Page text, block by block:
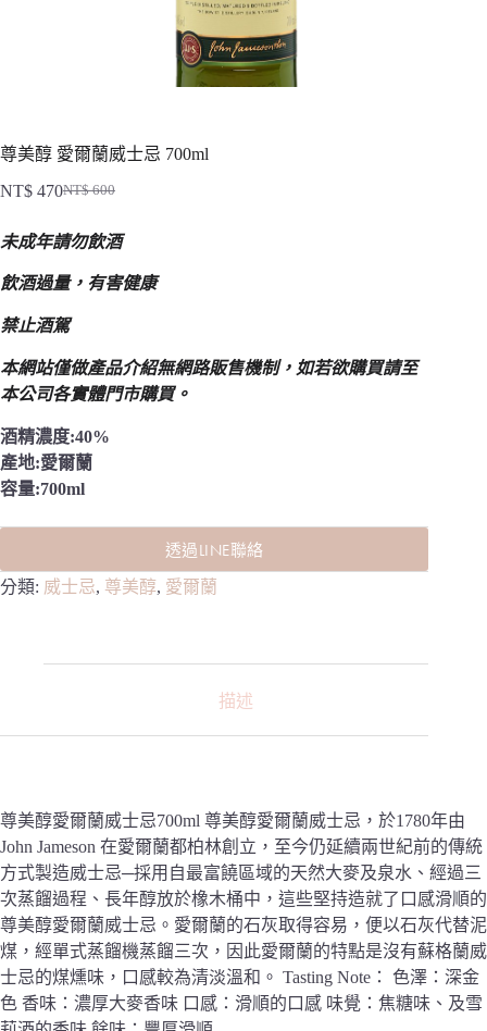
尊美醇 愛爾蘭威士忌 700ml
NT$600
始
價
格：
NT$ 470
前
價
格：
未成年請勿飲酒
飲酒過量，有害健康
禁止酒駕
本網站僅做產品介紹無網路販售機制， 如若欲購買請至
本公司各實體門市購買。
酒精濃度:40%
產地:愛爾蘭
容量:700ml
透過LINE聯絡
分類: 威士忌, 尊美醇, 愛爾蘭
描述
尊美醇愛爾蘭威士忌700ml 尊美醇愛爾蘭威士忌，於1780年由
John Jameson 在愛爾蘭都柏林創立，至今仍延續兩世紀前的傳統
方式製造威士忌─採用自最富饒區域的天然大麥及泉水、經過三
次蒸餾過程、長年醇放於橡木桶中，這些堅持造就了口感滑順的
尊美醇愛爾蘭威士忌。愛爾蘭的石灰取得容易，便以石灰代替泥
煤，經單式蒸餾機蒸餾三次，因此愛爾蘭的特點是沒有蘇格蘭威
士忌的煤燻味，口感較為清淡溫和。 Tasting Note： 色澤：深金
色 香味：濃厚大麥香味 口感：滑順的口感 味覺：焦糖味、及雪